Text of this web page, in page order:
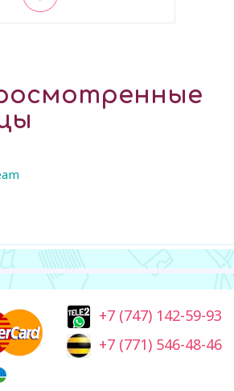
+7 (747) 142-59-93
+7 (771) 546-48-46